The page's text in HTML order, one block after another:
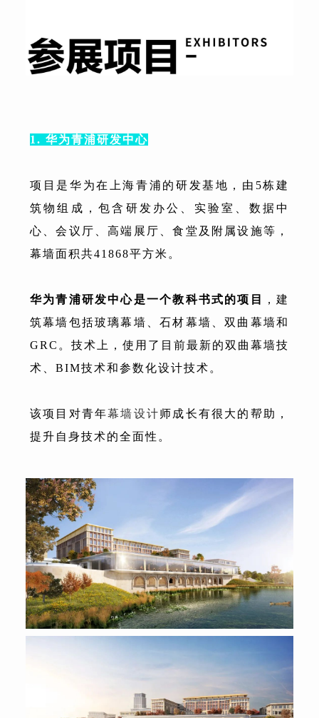
1. 华为青浦研发中心
项目是华为在上海青浦的研发基地，由5栋建
筑物组成，包含研发办公、实验室、数据中
心、会议厅、高端展厅、食堂及附属设施等，
幕墙面积共41868平方米。
华为青浦研发中心是一个教科书式的项目
，建
筑幕墙包括玻璃幕墙、石材幕墙、双曲幕墙和
GRC。技术上，使用了目前最新的双曲幕墙技
术、BIM技术和参数化设计技术。
该项目对青年幕墙设计师成长有很大的帮助，
提升自身技术的全面性。